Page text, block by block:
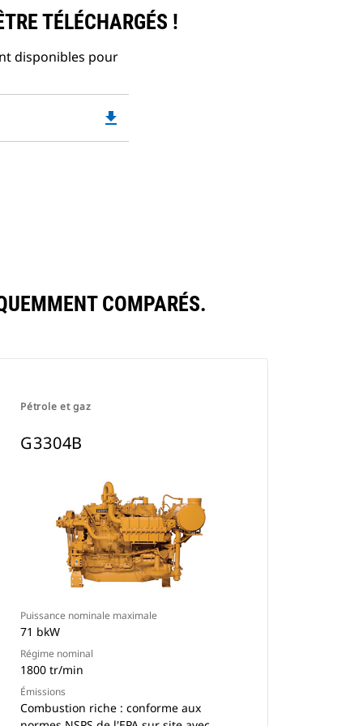
TÉLÉCHARGÉS !
disponibles pour
file_download
COMPARÉS.
Pétrole et gaz
G3304B
Puissance nominale maximale
71 bkW
Régime nominal
1800 tr/min
Émissions
Combustion riche : conforme aux